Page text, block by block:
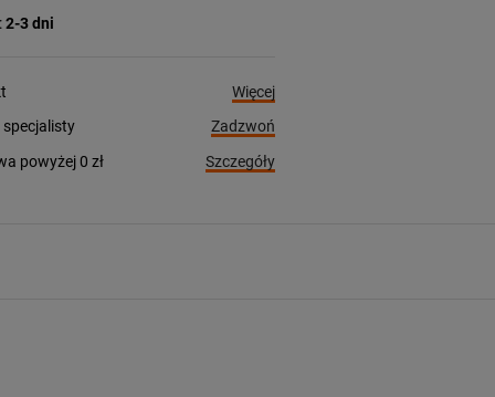
2-3 dni
Więcej
Zadzwoń
powyżej 0 zł
Szczegóły